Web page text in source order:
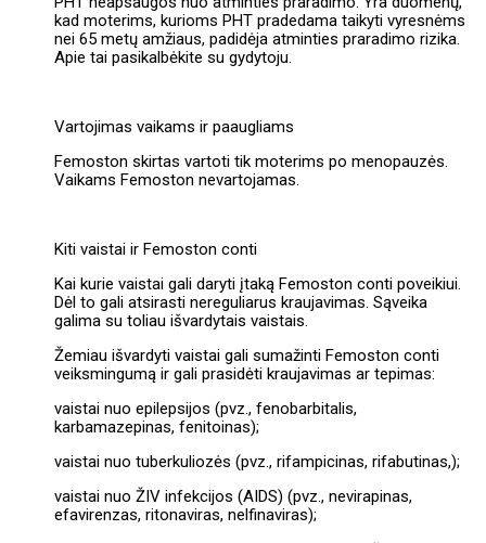
kad moterims, kurioms PHT pradedama taikyti vyresnėms
nei 65 metų amžiaus, padidėja atminties praradimo rizika.
Apie tai pasikalbėkite su gydytoju.
Vartojimas vaikams ir paaugliams
Femoston skirtas vartoti tik moterims po menopauzės.
Vaikams Femoston nevartojamas.
Kiti vaistai ir Femoston conti
Kai kurie vaistai gali daryti įtaką Femoston conti poveikiui.
Dėl to gali atsirasti nereguliarus kraujavimas. Sąveika
galima su toliau išvardytais vaistais.
Žemiau išvardyti vaistai gali sumažinti Femoston conti
veiksmingumą ir gali prasidėti kraujavimas ar tepimas:
vaistai nuo epilepsijos (pvz., fenobarbitalis,
karbamazepinas, fenitoinas);
vaistai nuo tuberkuliozės (pvz., rifampicinas, rifabutinas,);
vaistai nuo ŽIV infekcijos (AIDS) (pvz., nevirapinas,
efavirenzas, ritonaviras, nelfinaviras);